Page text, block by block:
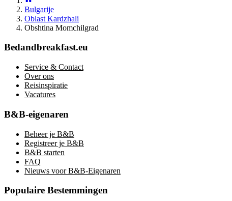
Bulgarije
Oblast Kardzhali
Obshtina Momchilgrad
Bedandbreakfast.eu
Service & Contact
Over ons
Reisinspiratie
Vacatures
B&B-eigenaren
Beheer je B&B
Registreer je B&B
B&B starten
FAQ
Nieuws voor B&B-Eigenaren
Populaire Bestemmingen